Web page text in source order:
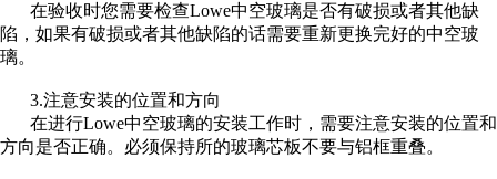
厂房设备
联系我们
在验收时您需要检查Lowe中空玻璃是否有破损或者其他缺
陷，如果有破损或者其他缺陷的话需要重新更换完好的中空玻
璃。
3.注意安装的位置和方向
在进行Lowe中空玻璃的安装工作时，需要注意安装的位置和
方向是否正确。必须保持所的玻璃芯板不要与铝框重叠。